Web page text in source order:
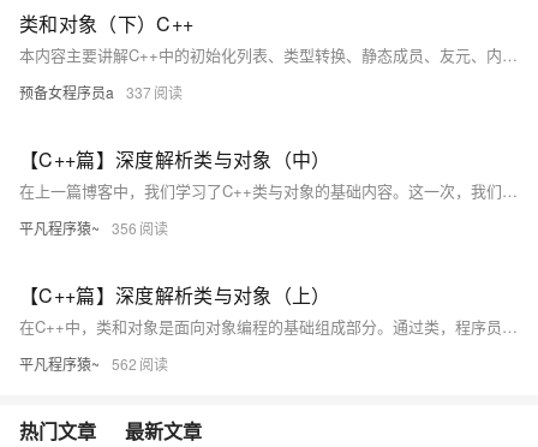
类和对象（下）C++
本内容主要讲解C++中的初始化列表、类型转换、静态成员、友元、内部类、匿名对象及对象拷贝时的编译器优化。初始化列表用于成员变量定义初始化，尤其对引用、const及无默认构造函数的类类型变量至关重要。类型转换中，`explicit`可禁用隐式转换。静态成员属类而非对象，受访问限定符约束。内部类是独立类，可增强封装性。匿名对象生命周期短，常用于临时场景。编译器会优化对象拷贝以提高效率。最后，鼓励大家通过重复练习提升技能！
预备女程序员a 337
【C++篇】深度解析类与对象（中）
在上一篇博客中，我们学习了C++类与对象的基础内容。这一次，我们将深入探讨C++类的关键特性，包括构造函数、析构函数、拷贝构造函数、赋值运算符重载、以及取地址运算符的重载。这些内容是理解面向对象编程的关键，也帮助我们更好地掌握C++内存管理的细节和编码的高级技巧。
平凡程序猿~ 356
【C++篇】深度解析类与对象（上）
在C++中，类和对象是面向对象编程的基础组成部分。通过类，程序员可以对现实世界的实体进行模拟和抽象。类的基本概念包括成员变量、成员函数、访问控制等。本篇博客将介绍C++类与对象的基础知识，为后续学习打下良好的基础。
平凡程序猿~ 562
热门文章 最新文章